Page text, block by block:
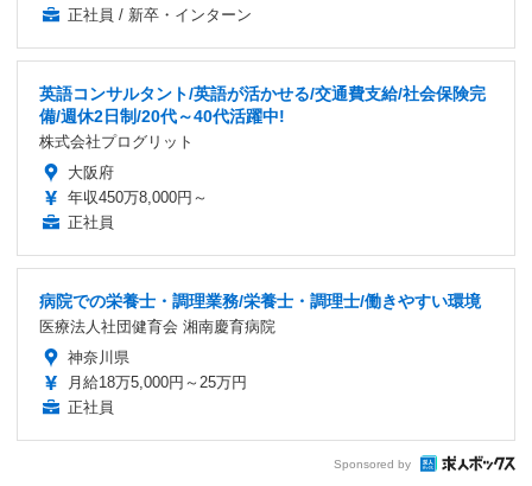
正社員 / 新卒・インターン
英語コンサルタント/英語が活かせる/交通費支給/社会保険完
備/週休2日制/20代～40代活躍中!
株式会社プログリット
大阪府
年収450万8,000円～
正社員
病院での栄養士・調理業務/栄養士・調理士/働きやすい環境
医療法人社団健育会 湘南慶育病院
神奈川県
月給18万5,000円～25万円
正社員
Sponsored by